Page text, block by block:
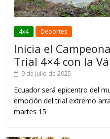
4x4 Deportes
Inicia el
Trial 4×4 con la
9 de julio de 2025
Ecuador será epicentro del
emoción del trial extremo
martes 15